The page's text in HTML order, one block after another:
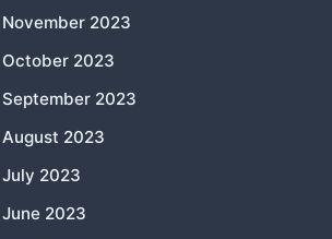
November 2023
October 2023
September 2023
August 2023
July 2023
June 2023